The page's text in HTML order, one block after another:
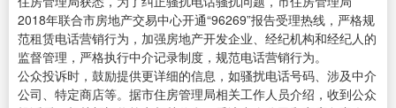
2018年联合市房地产交易中心开通“96269”报告受理热线，严格规
范租赁电话营销行为，加强房地产开发企业、经纪机构和经纪人的
监督管理，严格执行中介记录制度，规范电话营销行为。
公众投诉时，鼓励提供更详细的信息，如骚扰电话号码、涉及中介
公司、特定商店等。据市住房管理局相关工作人员介绍，收到公众